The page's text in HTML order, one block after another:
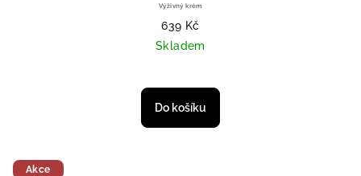
Výživný krém
639 Kč
Skladem
Do košíku
Akce